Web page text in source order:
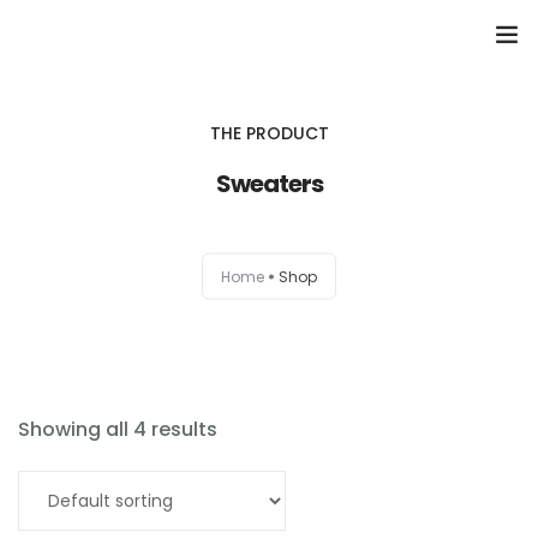
THE PRODUCT
Sweaters
Home Shop
Showing all 4 results
Add to cart